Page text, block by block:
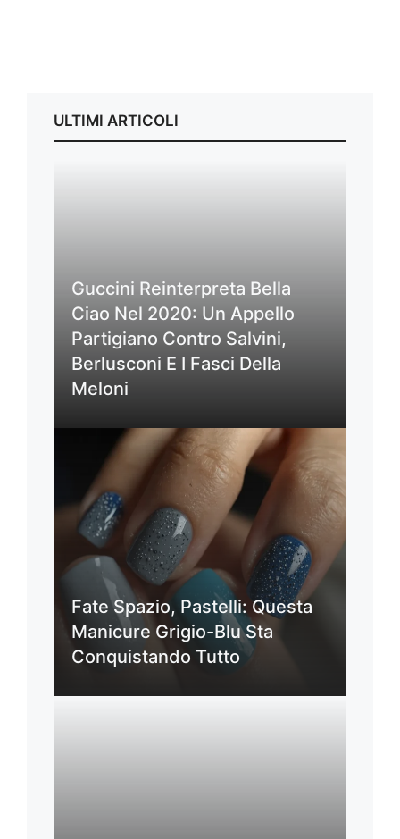
ULTIMI ARTICOLI
Guccini Reinterpreta Bella
Ciao Nel 2020: Un Appello
Partigiano Contro Salvini,
Berlusconi E I Fasci Della
Meloni
Fate Spazio, Pastelli: Questa
Manicure Grigio-Blu Sta
Conquistando Tutto